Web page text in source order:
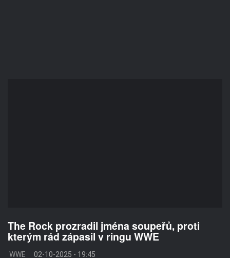
The Rock prozradil jména soupeřů, proti
kterým rád zápasil v ringu WWE
WWE 02-10-2025 - 19:45